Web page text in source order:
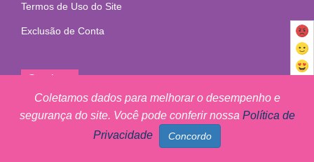
Termos de Uso do Site
Exclusão de Conta
Serviços
Coletamos dados para melhorar o desempenho e
segurança do site. Você pode conferir nossa Política de
Privacidade